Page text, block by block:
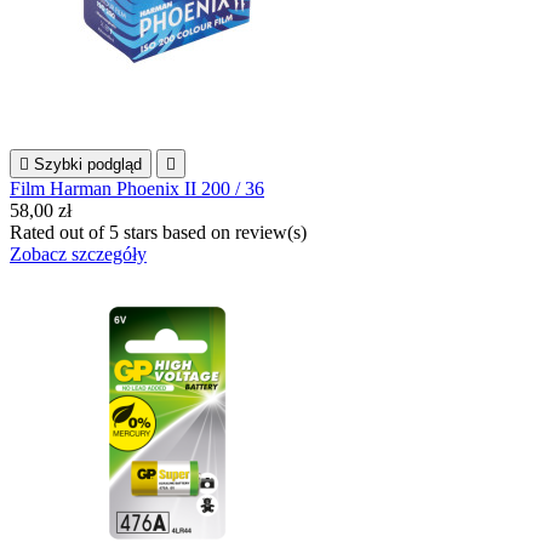
 Szybki podgląd 
Film Harman Phoenix II 200 / 36
58,00 zł
Rated out of 5 stars based on review(s)
Zobacz szczegóły